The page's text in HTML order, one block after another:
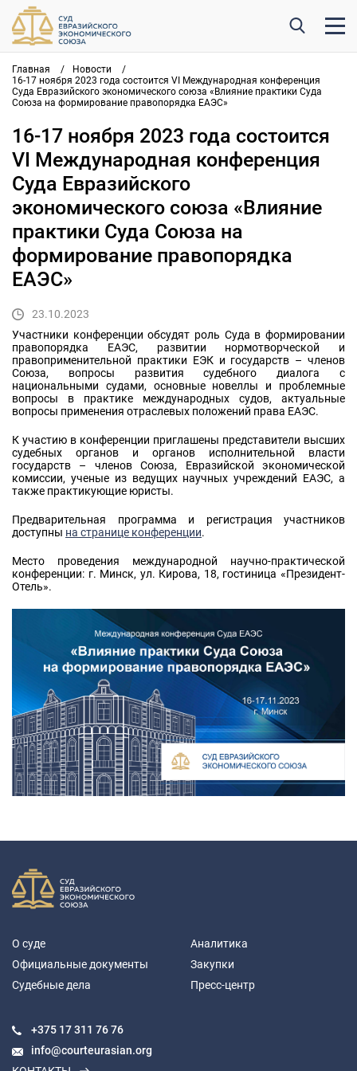
Главная / Новости
/
16-17 ноября 2023 года состоится VI Международная конференция
Суда Евразийского экономического союза «Влияние практики Суда
Союза на формирование правопорядка ЕАЭС»
16-17 ноября 2023 года состоится
VI Международная конференция
Суда Евразийского
экономического союза «Влияние
практики Суда Союза на
формирование правопорядка
ЕАЭС»
23.10.2023
Участники конференции обсудят роль Суда в формировании
правопорядка ЕАЭС, развитии нормотворческой и
правоприменительной практики ЕЭК и государств – членов
Союза, вопросы развития судебного диалога с
национальными судами, основные новеллы и проблемные
вопросы в практике международных судов, актуальные
вопросы применения отраслевых положений права ЕАЭС.
К участию в конференции приглашены представители высших
судебных органов и органов исполнительной власти
государств – членов Союза, Евразийской экономической
комиссии, ученые из ведущих научных учреждений ЕАЭС, а
также практикующие юристы.
Предварительная программа и регистрация участников
доступны на странице конференции.
Место проведения международной научно-практической
конференции: г. Минск, ул. Кирова, 18, гостиница «Президент-
Отель».
О суде
Официальные документы
Судебные дела
Аналитика
Закупки
Пресс-центр
+375 17311 76 76
info@courteurasian.org